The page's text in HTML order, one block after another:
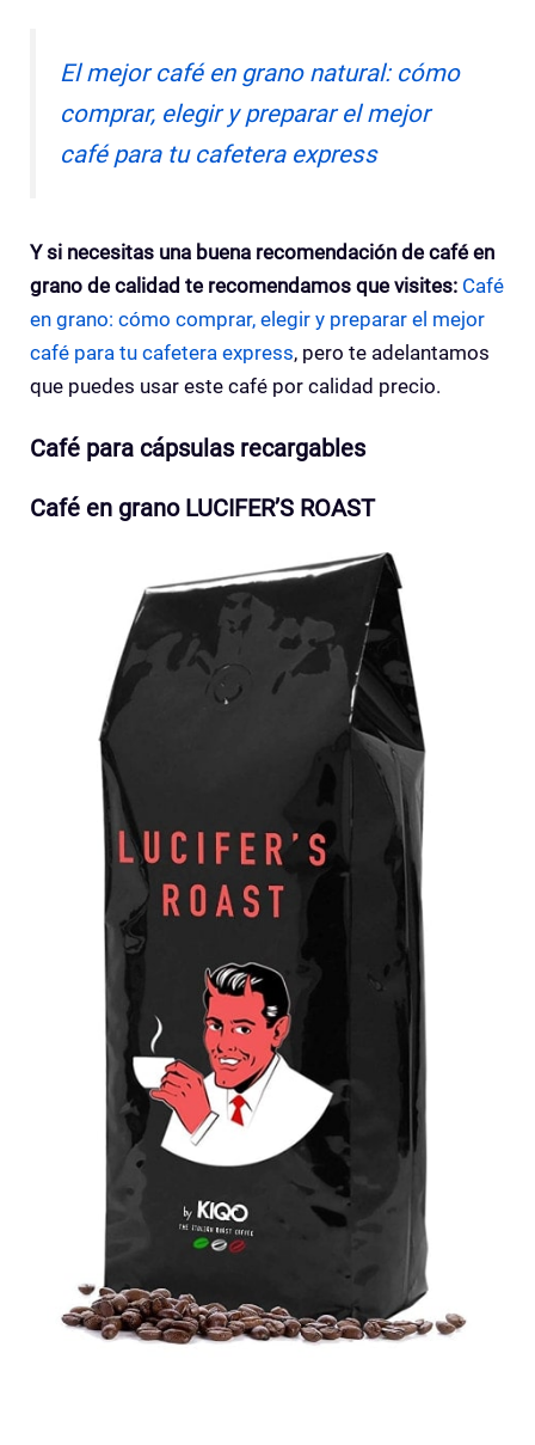
El mejor café en grano natural: cómo
comprar, elegir y preparar el mejor
café para tu cafetera express
Y si necesitas una buena recomendación de café en
grano de calidad te recomendamos que visites: Café
en grano: cómo comprar, elegir y preparar el mejor
café para tu cafetera express, pero te adelantamos
que puedes usar este café por calidad precio.
Café para cápsulas recargables
Café en grano LUCIFER’S ROAST